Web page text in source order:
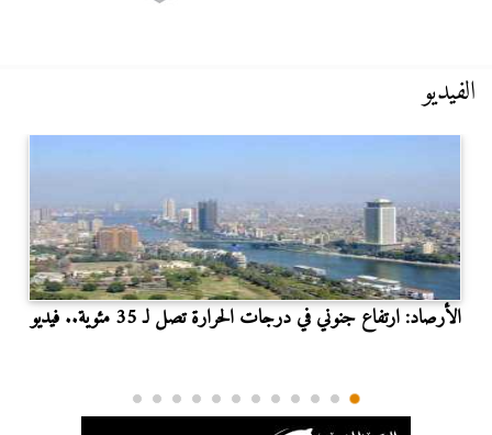
الفيديو
الأرصاد: ارتفاع جنوني في درجات الحرارة تصل لـ 35 مئوية.. فيديو